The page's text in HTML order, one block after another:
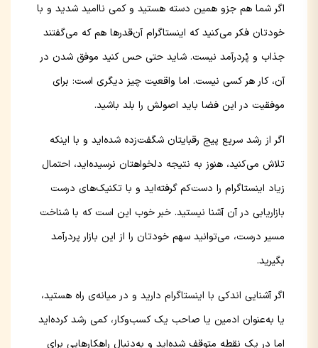
اگر شما هم جزو همین دسته هستید و کمی ناامید شدید و با
خودتان فکر می‌کنید که اینستاگرام آن‌قدرها هم که می‌گفتند
جذاب و پُردرآمد نیست. شاید حتی حس کنید موفق شدن در
آن، کار هر کسی نیست. اما واقعیت چیز دیگری است: برای
موفقیت در این فضا باید اصولش را بلد باشید.
اگر از رشد سریع پیج رقبایتان شگفت‌زده شده‌اید و با اینکه
تلاش می‌کنید، هنوز به نتیجه دلخواهتان نرسیده‌اید، احتمال
زیاد اینستاگرام را دست‌کم گرفته‌اید و با تکنیک‌های درست
بازاریابی در آن آشنا نیستید. خبر خوب این است که با شناخت
مسیر درست، می‌توانید سهم خودتان را از این بازار پردرآمد
بگیرید.
اگر آشنایی اندکی با اینستاگرام دارید و در میانه‌ی راه هستید،
یا به‌عنوان ادمین یا صاحب یک کسب‌وکار، کمی رشد کرده‌اید
اما در یک نقطه متوقف شده‌اید و به‌دنبال راهکارهایی برای